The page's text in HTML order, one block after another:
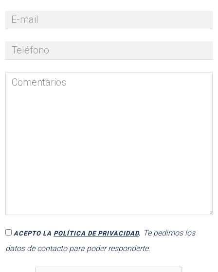
ACEPTO LA POLÍTICA DE PRIVACIDAD. Te pedimos los
datos de contacto para poder responderte.